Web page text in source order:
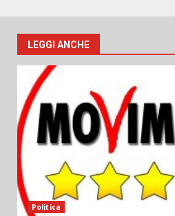
LEGGI ANCHE
Politica